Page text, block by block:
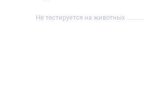
Не тестируется на животных